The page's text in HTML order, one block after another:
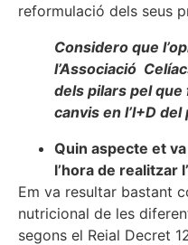
reformulació dels seus
Considero que
l’Associació
dels pilars pel que
canvis en l’I+D del
Quin aspecte et
l’hora de realitzar
Em va resultar bastant
nutricional de les
segons el Reial Decret